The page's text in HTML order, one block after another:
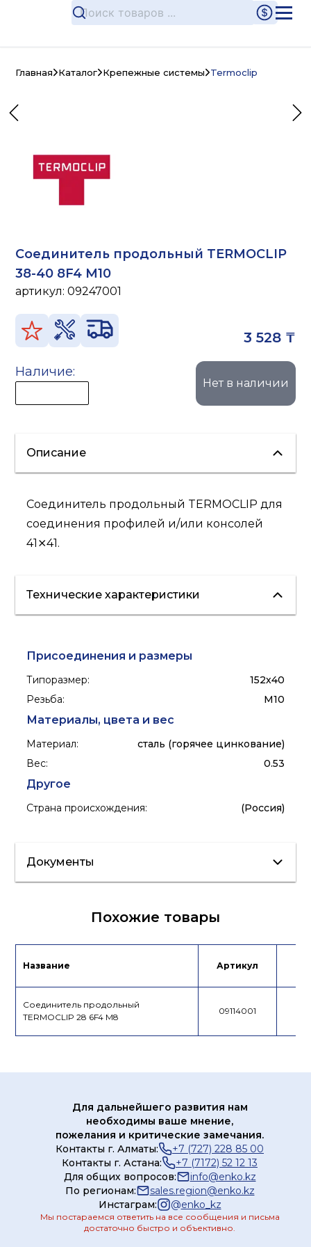
Главная Каталог Крепежные системы Termoclip
Соединитель продольный TERMOCLIP
38-40 8F4 M10
артикул:09247001
3 528 ₸
Наличие:
Нет в наличии
Описание
Соединитель продольный TERMOCLIP для
соединения профилей и/или консолей
41⨯41.
Технические характеристики
Присоединения и размеры
Типоразмер:
152х40
Резьба: M10
Материалы, цвета и вес
Материал:
сталь (горячее цинкование)
Вес: 0.53
Другое
Страна происхождения: (Россия)
Документы
Декларация
Похожие товары
Название Артикул
Соединитель продольный
TERMOCLIP 28 6F4 M8
09114001
Для дальнейшего развития нам
необходимы ваше мнение,
пожелания и критические замечания.
Контакты г. Алматы:
+7 (727) 228 85 00
Контакты г. Астана:
+7 (7172) 52 12 13
Для общих вопросов:
info@enko.kz
По регионам:
sales.region@enko.kz
Инстаграм:
@enko_kz
Мы постараемся ответить на все сообщения и письма
достаточно быстро и объективно.